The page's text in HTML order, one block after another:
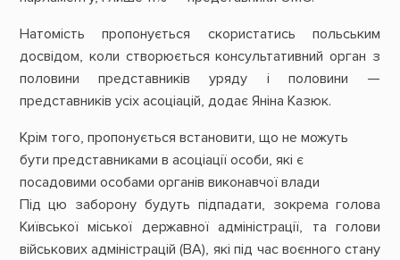
Натомість пропонується скористатись польським
досвідом, коли створюється консультативний орган з
половини представників уряду і половини —
представників усіх асоціацій, додає Яніна Казюк.
Крім того, пропонується встановити, що не можуть
бути представниками в асоціації особи, які є
посадовими особами органів виконавчої влади
Під цю заборону будуть підпадати, зокрема голова
Київської міської державної адміністрації, та голови
військових адміністрацій (ВА), які під час воєнного стану